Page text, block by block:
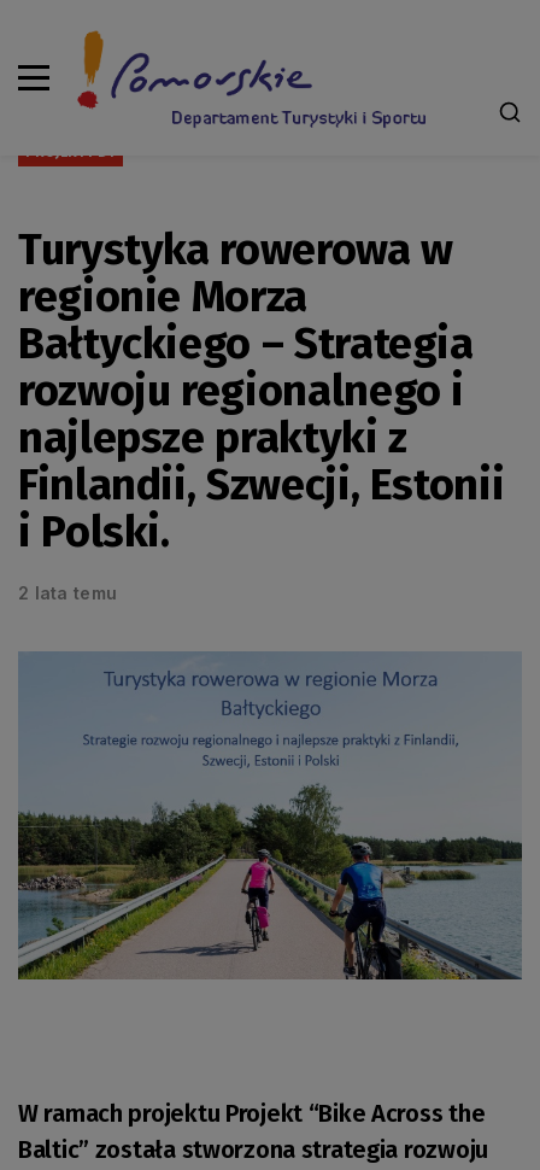
PROJEKTY DT
Turystyka rowerowa w
regionie Morza
Bałtyckiego – Strategia
rozwoju regionalnego i
najlepsze praktyki z
Finlandii, Szwecji, Estonii
i Polski.
2 lata temu
W ramach projektu Projekt “Bike Across the
Baltic” została stworzona strategia rozwoju